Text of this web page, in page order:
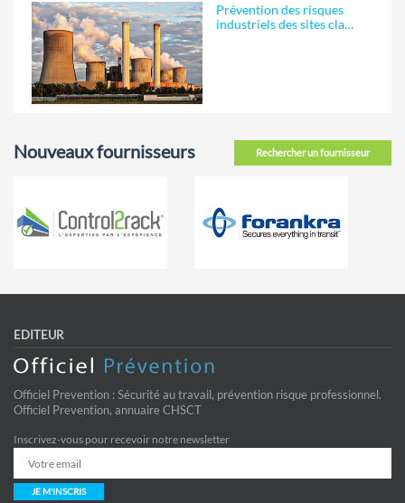
Prévention des risques
industriels des sites cla…
Rechercher un fournisseur
Nouveaux fournisseurs
EDITEUR
Officiel Prevention : Sécurité au travail, prévention risque professionnel.
Officiel Prevention, annuaire CHSCT
Inscrivez-vous pour recevoir notre newsletter
JE M'INSCRIS